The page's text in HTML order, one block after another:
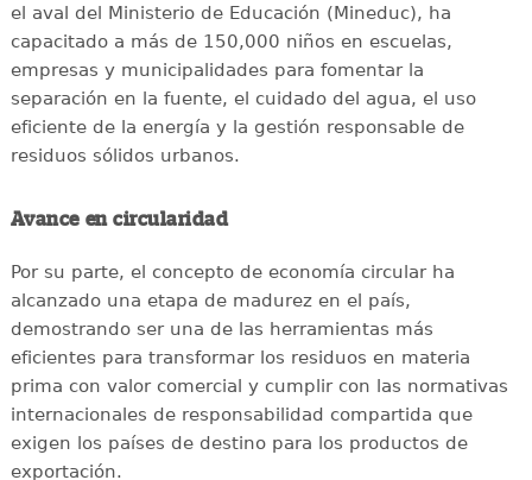
el aval del Ministerio de Educación (Mineduc), ha
capacitado a más de 150,000 niños en escuelas,
empresas y municipalidades para fomentar la
separación en la fuente, el cuidado del agua, el uso
eficiente de la energía y la gestión responsable de
residuos sólidos urbanos.
Avance en circularidad
Por su parte, el concepto de economía circular ha
alcanzado una etapa de madurez en el país,
demostrando ser una de las herramientas más
eficientes para transformar los residuos en materia
prima con valor comercial y cumplir con las normativas
internacionales de responsabilidad compartida que
exigen los países de destino para los productos de
exportación.